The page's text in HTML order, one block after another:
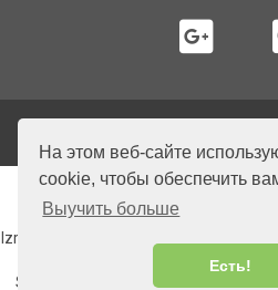
На этом веб-сайте
cookie, чтобы обеспечить
Выучить больше
Есть!
Izradu web stranice sufinancirala
regionalni
Sadržaj web strancie isključiva je